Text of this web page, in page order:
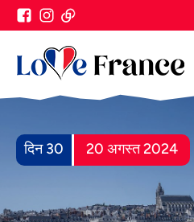
दिन 30 20 अगस्त 2024